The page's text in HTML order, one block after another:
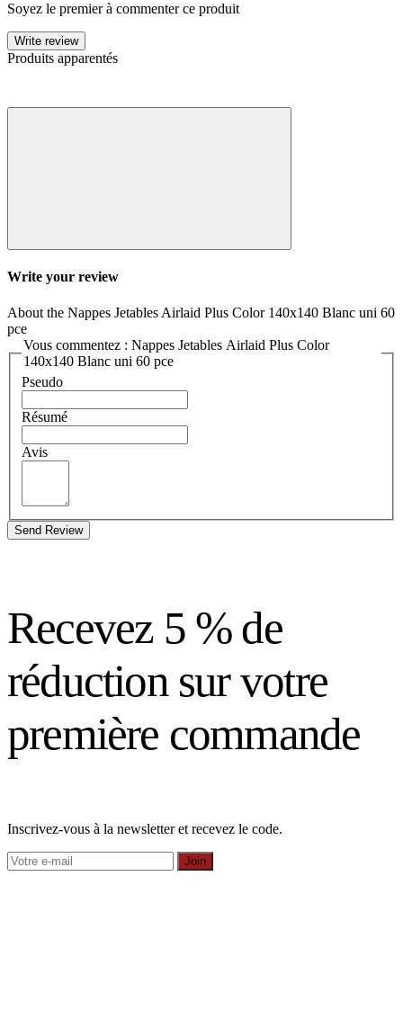
Soyez le premier à commenter ce produit
Write review
Produits apparentés
Write your review
About the Nappes Jetables Airlaid Plus Color 140x140 Blanc uni 60
pce
Vous commentez : Nappes Jetables Airlaid Plus Color
140x140 Blanc uni 60 pce
Pseudo
Résumé
Avis
Send Review
Recevez 5 % de
réduction sur votre
première commande
Inscrivez-vous à la newsletter et recevez le code.
Join